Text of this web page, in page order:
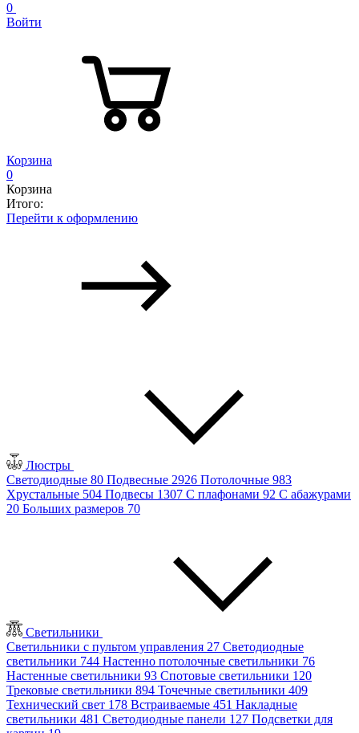
0
Войти
Корзина
0
Корзина
Итого:
Перейти к оформлению
Люстры
Светодиодные 80 Подвесные 2926 Потолочные 983
Хрустальные 504 Подвесы 1307 С плафонами 92 С абажурами
20 Больших размеров 70
Светильники
Светильники с пультом управления 27 Светодиодные
светильники 744 Настенно потолочные светильники 76
Настенные светильники 93 Спотовые светильники 120
Трековые светильники 894 Точечные светильники 409
Технический свет 178 Встраиваемые 451 Накладные
светильники 481 Светодиодные панели 127 Подсветки для